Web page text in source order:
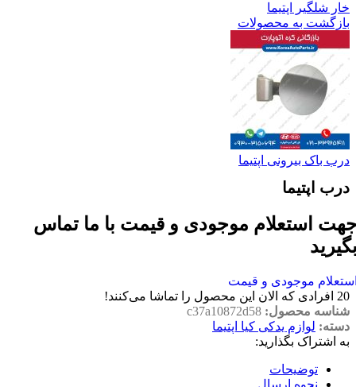
خار شلگیر اپتیما
بازگشت به محصولات
درب باک بیرونی اپتیما
درب اپتیما
استعلام موجودی و قیمت با ما تماس
موجودی و قیمت
20 افرادی که الان این محصول را تماشا می‌کنند!
شناسه محصول: c37a10872d58
دسته: لوازم یدکی کیا اپتیما
به اشتراک بگذارید:
توضیحات